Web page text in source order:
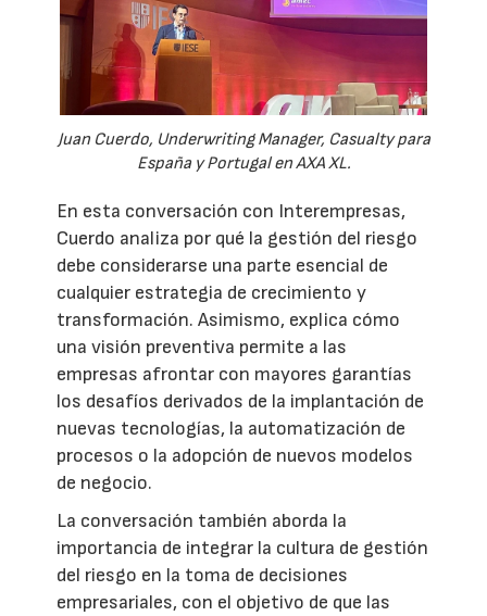
Juan Cuerdo, Underwriting Manager, Casualty para
España y Portugal en AXA XL.
En esta conversación con Interempresas,
Cuerdo analiza por qué la gestión del riesgo
debe considerarse una parte esencial de
cualquier estrategia de crecimiento y
transformación. Asimismo, explica cómo
una visión preventiva permite a las
empresas afrontar con mayores garantías
los desafíos derivados de la implantación de
nuevas tecnologías, la automatización de
procesos o la adopción de nuevos modelos
de negocio.
La conversación también aborda la
importancia de integrar la cultura de gestión
del riesgo en la toma de decisiones
empresariales, con el objetivo de que las